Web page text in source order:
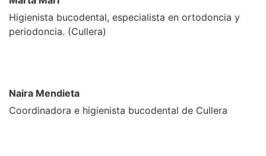
Higienista bucodental, especialista en ortodoncia y
periodoncia. (Cullera)
Naira Mendieta
Coordinadora e higienista bucodental de Cullera